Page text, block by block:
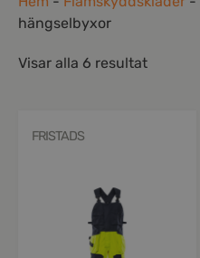
Varumärken
Syften
hängselbyxor
Visar alla 6 resultat
FRISTADS